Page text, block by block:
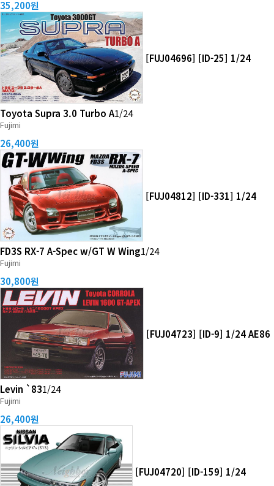
35,200원
[FUJ04696] [ID-25] 1/24
Toyota Supra 3.0 Turbo A1/24
Fujimi
26,400원
[FUJ04812] [ID-331] 1/24
FD3S RX-7 A-Spec w/GT W Wing1/24
Fujimi
30,800원
[FUJ04723] [ID-9] 1/24 AE86
Levin `831/24
Fujimi
26,400원
[FUJ04720] [ID-159] 1/24